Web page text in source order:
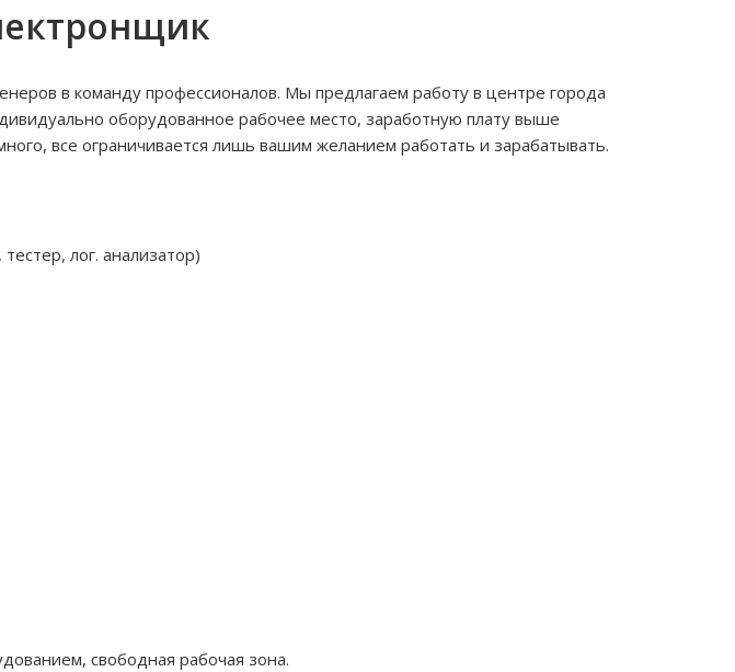
в команду профессионалов. Мы предлагаем работу в центре города
оборудованное рабочее место, заработную плату выше
все ограничивается лишь вашим желанием работать и зарабатывать.
лог. анализатор)
свободная рабочая зона.